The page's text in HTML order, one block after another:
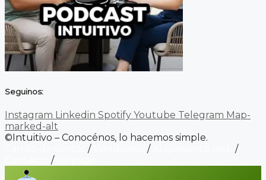
Seguinos:
Instagram Linkedin Spotify Youtube Telegram Map-
marked-alt
©Intuitivo – Conocénos, lo hacemos simple.
/ /
/
/